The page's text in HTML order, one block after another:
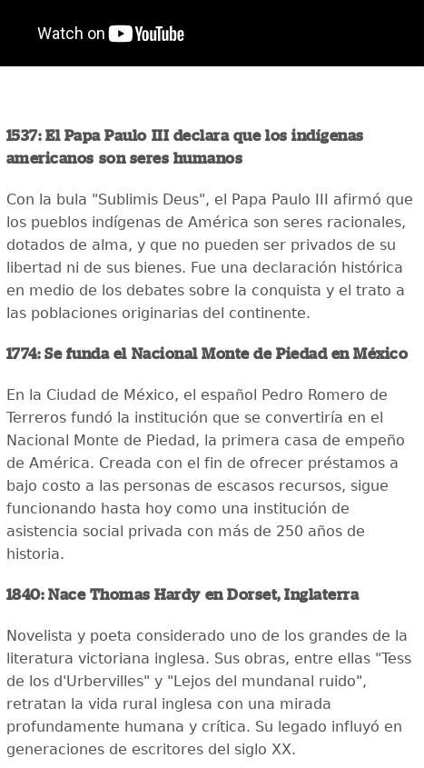
1537: El Papa Paulo III declara que los indígenas
americanos son seres humanos
Con la bula "Sublimis Deus", el Papa Paulo III afirmó que
los pueblos indígenas de América son seres racionales,
dotados de alma, y que no pueden ser privados de su
libertad ni de sus bienes. Fue una declaración histórica
en medio de los debates sobre la conquista y el trato a
las poblaciones originarias del continente.
1774: Se funda el Nacional Monte de Piedad en México
En la Ciudad de México, el español Pedro Romero de
Terreros fundó la institución que se convertiría en el
Nacional Monte de Piedad, la primera casa de empeño
de América. Creada con el fin de ofrecer préstamos a
bajo costo a las personas de escasos recursos, sigue
funcionando hasta hoy como una institución de
asistencia social privada con más de 250 años de
historia.
1840: Nace Thomas Hardy en Dorset, Inglaterra
Novelista y poeta considerado uno de los grandes de la
literatura victoriana inglesa. Sus obras, entre ellas "Tess
de los d'Urbervilles" y "Lejos del mundanal ruido",
retratan la vida rural inglesa con una mirada
profundamente humana y crítica. Su legado influyó en
generaciones de escritores del siglo XX.